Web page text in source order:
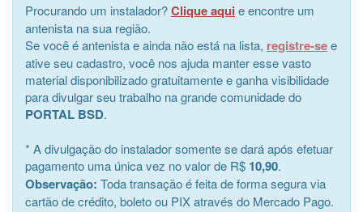
Procurando um instalador?Clique aqui e encontre um
antenista na sua região.
Se você é antenista e ainda não está na lista, registre-see
ative seu cadastro, você nos ajuda manter esse vasto
material disponibilizado gratuitamente e ganha visibilidade
para divulgar seu trabalho na grande comunidade do
PORTAL BSD.
* A divulgação do instalador somente se dará após efetuar
pagamento uma única vez no valor de R$ 10,90.
Observação: Toda transação é feita de forma segura via
cartão de crédito, boleto ou PIX através do Mercado Pago.